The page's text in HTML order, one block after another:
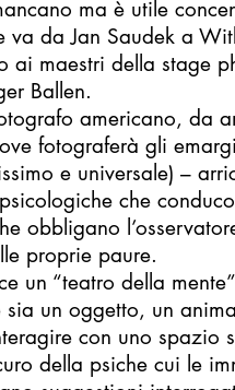
ma è utile
va da Jan Saudek a
ai maestri della stage
Ballen.
americano, da
fotograferà gli
e universale) –
che
obbligano
proprie paure.
un “teatro della
un oggetto, un
con uno spazio
della psiche cui le